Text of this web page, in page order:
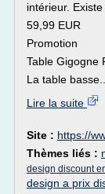
intérieur.
59,99 EUR
Promotion
Table Gigogne
La table basse...
Lire la suite
Site : https://
Thèmes liés :
design discount
design a prix